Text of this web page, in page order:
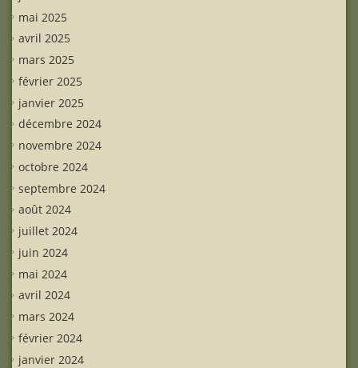
mai 2025
avril 2025
mars 2025
février 2025
janvier 2025
décembre 2024
novembre 2024
octobre 2024
septembre 2024
août 2024
juillet 2024
juin 2024
mai 2024
avril 2024
mars 2024
février 2024
janvier 2024